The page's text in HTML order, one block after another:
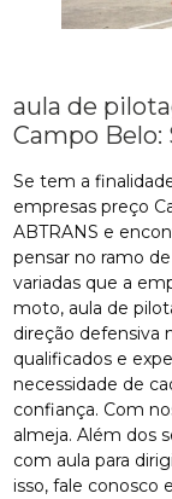
aula de
Campo Belo:
Se tem a
empresas preço
ABTRANS e
pensar no ramo
variadas que a
moto, aula de
direção defensiva
qualificados e
necessidade de
confiança. Com
almeja. Além dos
com aula para
isso, fale conosco